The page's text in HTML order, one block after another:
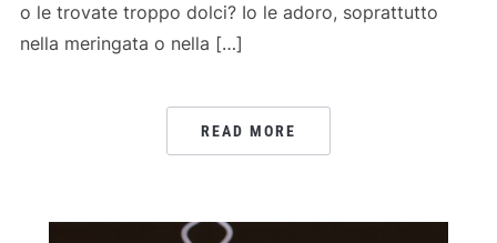
o le trovate troppo dolci? Io le adoro, soprattutto
nella meringata o nella […]
READ MORE